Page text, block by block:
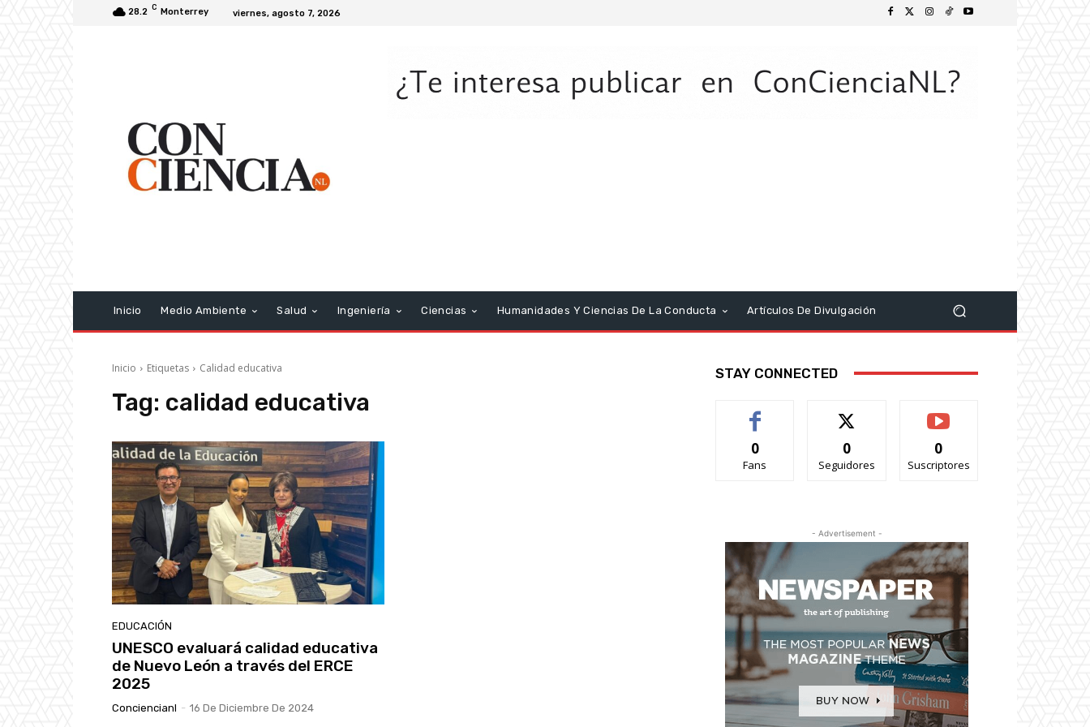
28.2 C Monterrey viernes, agosto 7, 2026
Inicio Medio Ambiente Salud Ingeniería Ciencias Humanidades Y Ciencias De La Conducta Artículos De Divulgación
Inicio Etiquetas Calidad educativa
Tag: calidad educativa
EDUCACIÓN
UNESCO evaluará calidad educativa
de Nuevo León a través del ERCE
2025
Conciencianl - 16 De Diciembre De 2024
STAY CONNECTED
0
Fans
0
Seguidores
0
Suscriptores
- Advertisement -